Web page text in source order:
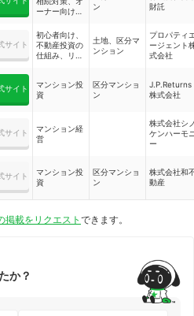
ーナー向けな
ン
財託
サイト
初心者向け、
不動産投資の
仕組み、リス
較など
土地、区分マ
ンション
プロパティ
ージェント
式会社
サイト
マンション投
資
区分マンショ
ン
J.P.Returns
株式会社
サイト
マンション経
営
株式会社シ
ケンハーモ
ー
サイト
マンション投
資
区分マンショ
ン
株式会社和
動産
掲載をリクエスト できます。
か？